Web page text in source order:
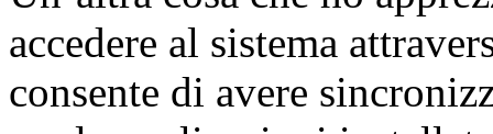
accedere al sistema
consente di avere